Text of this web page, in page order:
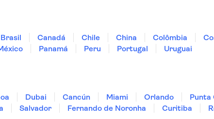
Brasil Canadá Chile China Colômbia
Panamá Peru Portugal
Uruguai
Dubai Cancún Miami Orlando Punta
Salvador Fernando de Noronha Curitiba